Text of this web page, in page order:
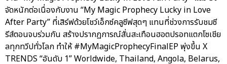
จัดหนักต่อเนื่องกับงาน “My Magic Prophecy Lucky in Love
After Party” ที่เสิร์ฟด้วยโชว์เอ็กซ์คลูซีฟสุดๆ แทนที่ช่วงการรับชมซี
รีส์ตอนจบร่วมกัน สร้างปรากฏการณ์สั่นสะเทือนฮอตปรอทแตกโซเชีย
ลทุกทวีปทั่วโลก ทำให้ #MyMagicProphecyFinalEP พุ่งขึ้น X
TRENDS “อันดับ 1” Worldwide, Thailand, Angola, Belarus,